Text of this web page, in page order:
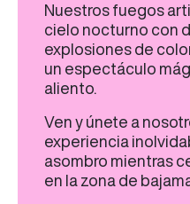
Nuestros fuegos
cielo nocturno con
explosiones de
un espectáculo
aliento.
Ven y únete a
experiencia
asombro mientras
en la zona de